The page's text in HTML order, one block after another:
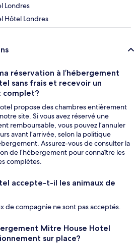
Londres
Hôtel Londres
réservation à l’hébergement
sans frais et recevoir un
complet?
propose des chambres entièrement
site. Si vous avez réservé une
remboursable, vous pouvez l’annuler
avant l’arrivée, selon la politique
Assurez-vous de consulter la
de l’hébergement pour connaître les
complètes.
accepte-t-il les animaux de
de compagnie ne sont pas acceptés.
Mitre House Hotel
sur place?